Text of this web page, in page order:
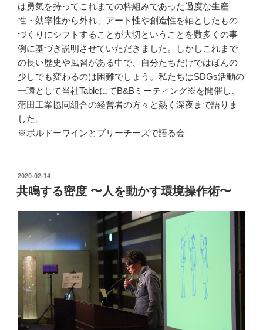
は勇気を持ってこれまでの枠組みであった過度な生産
性・効率性から外れ、アート性や創造性を軸としたもの
づくりにシフトすることが大切ということを数多くの事
例に基づき説明させていただきました。しかしこれまで
の長い歴史や風習がある中で、自分たちだけではほんの
少しでも変わるのは困難でしょう。私たちはSDGs活動の
一環として当社TableにてB&Bミーティング※を開催し、
蒲田工業協同組合の経営者の方々と熱く深夜まで語りま
した。
※ボルドーワインとブリーチーズで語る会
投
稿
日:
2020-02-14
共鳴する密度 〜人を動かす環境操作術〜